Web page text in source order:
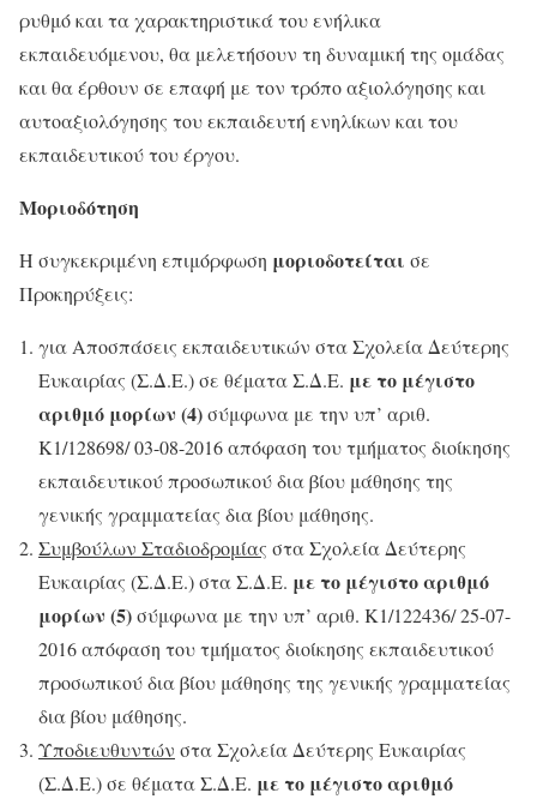
ρυθμό και τα χαρακτηριστικά του ενήλικα
εκπαιδευόμενου, θα μελετήσουν τη δυναμική της ομάδας
και θα έρθουν σε επαφή με τον τρόπο αξιολόγησης και
αυτοαξιολόγησης του εκπαιδευτή ενηλίκων και του
εκπαιδευτικού του έργου.
Μοριοδότηση
Η συγκεκριμένη επιμόρφωση μοριοδοτείται σε
Προκηρύξεις:
για Αποσπάσεις εκπαιδευτικών στα Σχολεία Δεύτερης
Ευκαιρίας (Σ.Δ.Ε.) σε θέματα Σ.Δ.Ε. με το μέγιστο
αριθμό μορίων (4)σύμφωνα με την υπ’ αριθ.
Κ1/128698/ 03-08-2016 απόφαση του τμήματος διοίκησης
εκπαιδευτικού προσωπικού δια βίου μάθησης της
γενικής γραμματείας δια βίου μάθησης.
Συμβούλων Σταδιοδρομίας στα Σχολεία Δεύτερης
Ευκαιρίας (Σ.Δ.Ε.) στα Σ.Δ.Ε. με το μέγιστο αριθμό
μορίων (5)σύμφωνα με την υπ’ αριθ. K1/122436/ 25-07-
2016 απόφαση του τμήματος διοίκησης εκπαιδευτικού
προσωπικού δια βίου μάθησης της γενικής γραμματείας
δια βίου μάθησης.
Υποδιευθυντών στα Σχολεία Δεύτερης Ευκαιρίας
(Σ.Δ.Ε.) σε θέματα Σ.Δ.Ε. με το μέγιστο αριθμό